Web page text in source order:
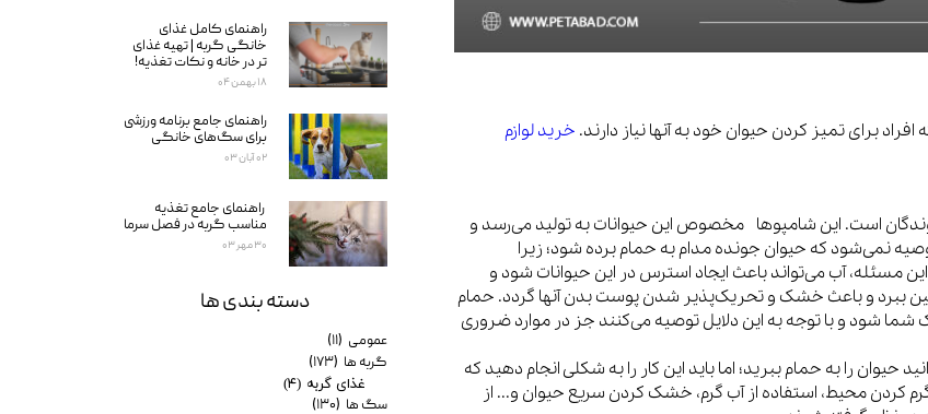
برای تمیز کردن حیوان خود به آنها نیاز دارند. خرید لوازم
است. این شامپوها مخصوص این حیوانات به تولید می‌رسد و
نمی‌شود که حیوان جونده مدام به حمام برده شود؛ زیرا
مسئله، آب می‌تواند باعث ایجاد استرس در این حیوانات شود و
ببرد و باعث خشک و تحریک‌پذیر شدن پوست بدن آنها گردد. حمام
شود و با توجه به این دلایل توصیه می‌کنند جز در موارد ضروری
را به حمام ببرید؛ اما باید این کار را به شکلی انجام دهید که
کردن محیط، استفاده از آب گرم، خشک کردن سریع حیوان و... از
راهنمای کامل غذای
خانگی گربه | تهیه غذای
تر در خانه و نکات تغذیه!
۱۸ بهمن ۰۴
راهنمای جامع برنامه ورزشی
برای سگ‌های خانگی
۰۲ آبان ۰۳
راهنمای جامع تغذیه
مناسب گربه در فصل سرما
۳۰ مهر ۰۳
دسته بندی ها
عمومی (۱۱)
گربه ها (۱۷۳)
غذای گربه (۴)
سگ ها (۱۳۰)